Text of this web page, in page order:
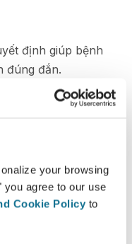
your browsing
agree to our use
Cookie Policy to
định giúp bệnh
đúng đắn.
hài hòng hoặc rất
sau khi nhìn
phẫu thuật.*